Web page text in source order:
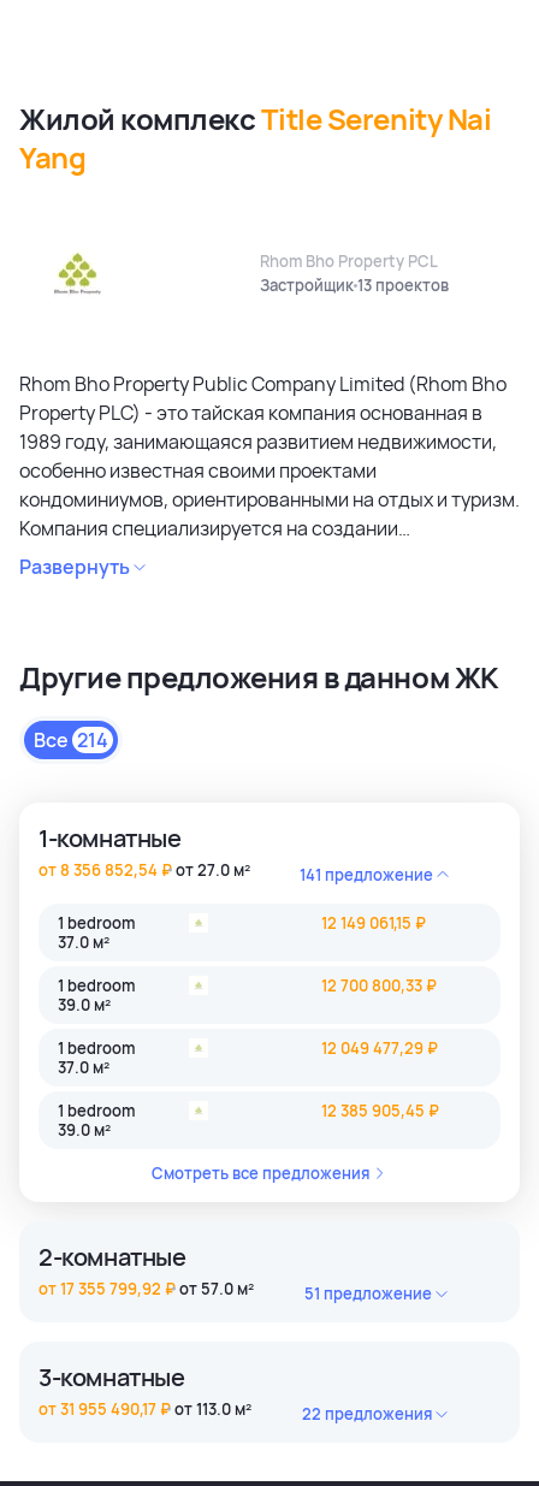
Жилой комплексTitle Serenity Nai
Yang
Rhom Bho Property PCL
Застройщик13 проектов
Rhom Bho Property Public Company Limited (Rhom Bho
Property PLC) - это тайская компания основанная в
1989 году, занимающаяся развитием недвижимости,
особенно известная своими проектами
кондоминиумов, ориентированными на отдых и туризм.
Компания специализируется на создании
кондоминиумов в привлекательных районах, уделяя
особое внимание дизайну, качеству строительства и
коммерческих объектах и жилой недвижимости
высокого качества в сегментах недвижимости
премиального и среднего класса. Среди районов
застройки как престижные комьюнити Бангкока, так и
Развернуть
Другие предложения в данном ЖК
Все 214
1-комнатные
от 27.0 м²
от 8 356 852,54 ₽ 141 предложение
1 bedroom
37.0 м²
12 149 061,15 ₽
1 bedroom
39.0 м²
12 700 800,33 ₽
1 bedroom
37.0 м²
12 049 477,29 ₽
1 bedroom
39.0 м²
12 385 905,45 ₽
Смотреть все предложения
2-комнатные
от 57.0 м²
от 17 355 799,92 ₽ 51 предложение
2 bedroom
3-комнатные
от 113.0 м²
от 31 955 490,17 ₽ 22 предложения
119.0 м²